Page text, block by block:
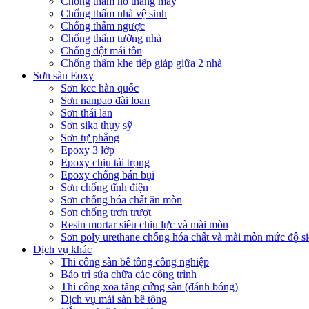
Chống thấm nhà vệ sinh
Chống thấm ngược
Chống thấm tường nhà
Chống dột mái tôn
Chống thấm khe tiếp giáp giữa 2 nhà
Sơn sàn Eoxy
Sơn kcc hàn quốc
Sơn nanpao đài loan
Sơn thái lan
Sơn sika thụy sỹ
Sơn tự phẳng
Epoxy 3 lớp
Epoxy chịu tải trọng
Epoxy chống bán bụi
Sơn chống tĩnh điện
Sơn chống hóa chất ăn mòn
Sơn chống trơn trượt
Resin mortar siêu chịu lực và mài mòn
Sơn poly urethane chống hóa chất và mài mòn mức độ
Dịch vụ khác
Thi công sàn bê tông công nghiệp
Bảo trì sửa chữa các công trình
Thi công xoa tăng cứng sàn (đánh bóng)
Dịch vụ mái sàn bê tông